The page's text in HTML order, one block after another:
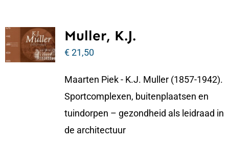
Muller, K.J.
€21,50
Maarten Piek - K.J. Muller (1857-1942).
Sportcomplexen, buitenplaatsen en
tuindorpen – gezondheid als leidraad in
de architectuur